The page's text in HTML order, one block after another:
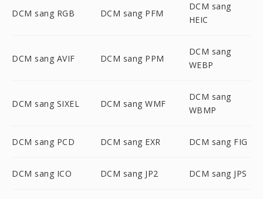
DCM sang RGB DCM sang PFM
DCM sang
HEIC
DCM sang AVIF DCM sang PPM
DCM sang
WEBP
DCM sang SIXEL DCM sang WMF
DCM sang
WBMP
DCM sang PCD DCM sang EXR DCM sang FIG
DCM sang ICO DCM sang JP2 DCM sang JPS